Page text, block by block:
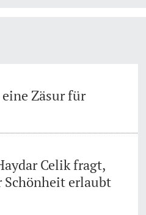
eine Zäsur für
Celik fragt,
Schönheit erlaubt